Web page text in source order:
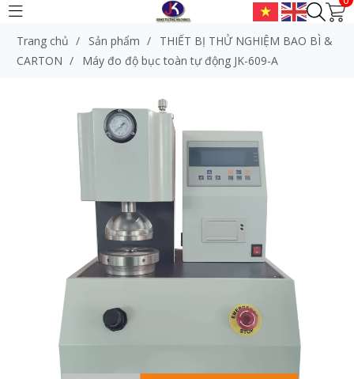
Trang chủ / Sản phẩm /
THIẾT BỊ THỬ NGHIỆM BAO BÌ &
CARTON / Máy đo độ bục toàn tự động JK-609-A